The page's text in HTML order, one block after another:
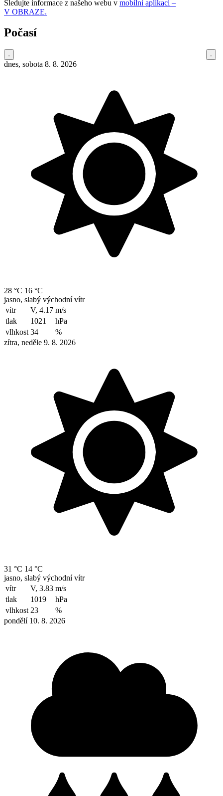
Sledujte informace z našeho webu v mobilní aplikaci –
V OBRAZE.
Počasí
dnes, sobota 8. 8. 2026
28 °C 16 °C
jasno, slabý východní vítr
vítr
V, 4.17 m/s
tlak
1021
hPa
vlhkost 34
%
zítra, neděle 9. 8. 2026
31 °C 14 °C
jasno, slabý východní vítr
vítr
V, 3.83 m/s
tlak
1019
hPa
vlhkost 23
%
pondělí 10. 8. 2026